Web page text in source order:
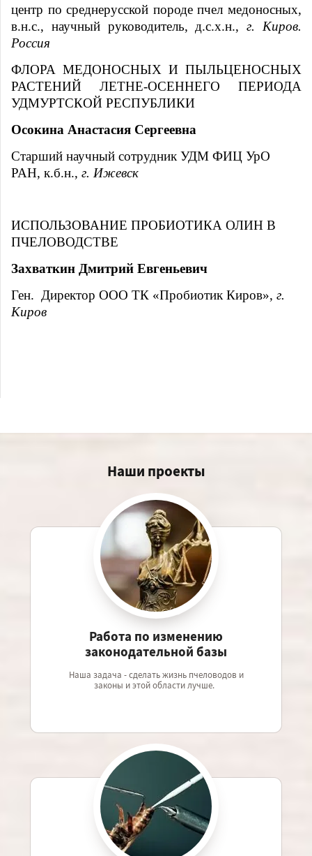
центр по среднерусской породе пчел медоносных,
в.н.с., научный руководитель, д.с.х.н.,г. Киров.
Россия
ФЛОРА МЕДОНОСНЫХ И ПЫЛЬЦЕНОСНЫХ
РАСТЕНИЙ ЛЕТНЕ-ОСЕННЕГО ПЕРИОДА
УДМУРТСКОЙ РЕСПУБЛИКИ
Осокина Анастасия Сергеевна
Старший научный сотрудник УДМ ФИЦ УрО
РАН, к.б.н., г. Ижевск
ИСПОЛЬЗОВАНИЕ ПРОБИОТИКА ОЛИН В
ПЧЕЛОВОДСТВЕ
Захваткин Дмитрий Евгеньевич
Ген. Директор ООО ТК «Пробиотик Киров», г.
Киров
Наши проекты
Работа по изменению
законодательной базы
Наша задача - сделать жизнь пчеловодов и
законы и этой области лучше.